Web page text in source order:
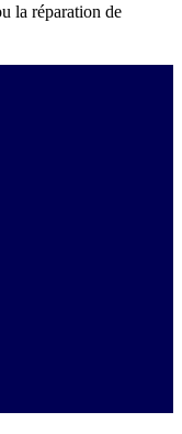
la réparation de